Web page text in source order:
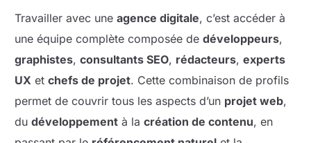
Travailler avec uneagence digitale, c’est accéder à
une équipe complète composée dedéveloppeurs,
graphistes,consultants SEO, rédacteurs,experts
UX etchefs de projet. Cette combinaison de profils
permet de couvrir tous les aspects d’un projet web,
dudéveloppement à lacréation de contenu, en